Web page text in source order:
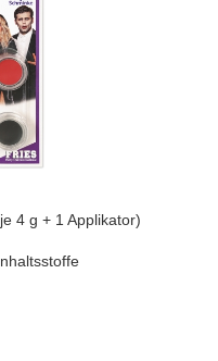
4 g + 1 Ap­pli­ka­tor)